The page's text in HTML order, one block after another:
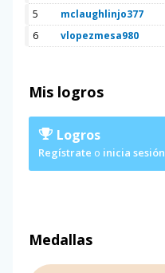
5
mclaughlinjo377
6
vlopezmesa980
Mis logros
Logros
Regístrate o inicia sesión
Medallas